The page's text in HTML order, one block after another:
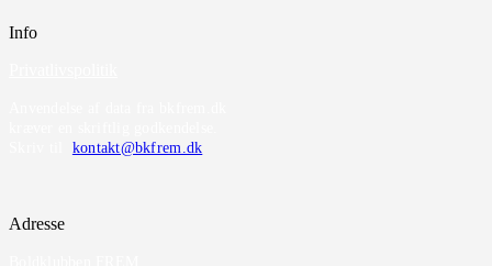
Info
kontakt@bkfrem.dk
Adresse